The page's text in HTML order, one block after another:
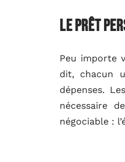
Le prêt
Peu importe
dit, chacun
dépenses.
nécessaire
négociable :